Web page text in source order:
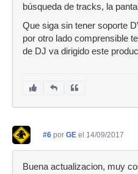
búsqueda de tracks, la
Que siga sin tener soporte
por otro lado comprensible
de DJ va dirigido este
#6 por GE el 14/09/2017
Buena actualizacion, muy